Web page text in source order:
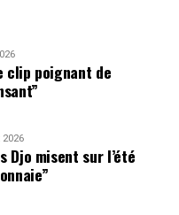
clip poignant de
Djo misent sur l’été